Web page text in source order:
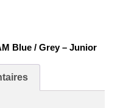
Blue / Grey – Junior